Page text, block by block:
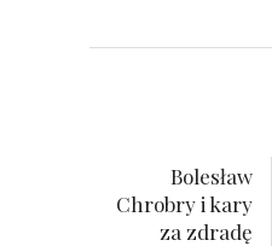
Bolesław
Chrobry i kary
za zdradę